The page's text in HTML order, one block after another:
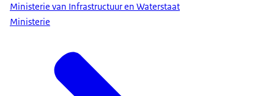
Ministerie van Infrastructuur en Waterstaat
Ministerie